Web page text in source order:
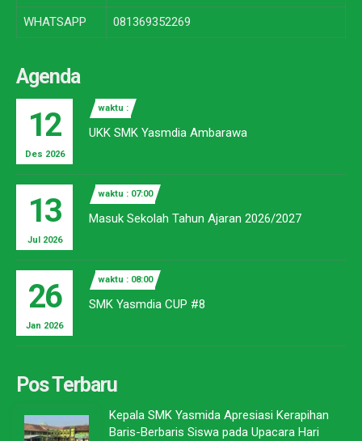
WHATSAPP 081369352269
Agenda
12
Des 2026
waktu :
UKK SMK Yasmdia Ambarawa
13
Jul 2026
waktu : 07:00
Masuk Sekolah Tahun Ajaran 2026/2027
26
Jan 2026
waktu : 08:00
SMK Yasmdia CUP #8
Pos Terbaru
Kepala SMK Yasmida Apresiasi Kerapihan
Baris-Berbaris Siswa pada Upacara Hari